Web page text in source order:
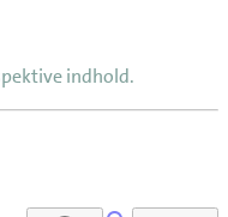
indhold.